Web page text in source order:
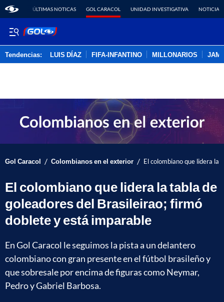
ÚLTIMAS NOTICAS GOL CARACOL UNIDAD INVESTIGATIVA NOTICIAS
Tendencias: LUIS DÍAZ FIFA-INFANTINO MILLONARIOS
Gol Caracol / Colombianos en el exterior / El colombiano que lidera la
El colombiano que lidera la tabla de
goleadores del Brasileirao; firmó
doblete y está imparable
En Gol Caracol le seguimos la pista a un delantero
colombiano con gran presente en el fútbol brasileño y
que sobresale por encima de figuras como Neymar,
Pedro y Gabriel Barbosa.